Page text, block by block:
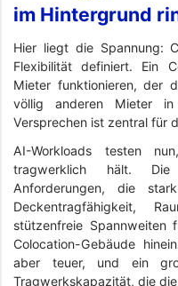
im Hintergrund
Hier liegt die Spannung:
Flexibilität definiert. Ein
Mieter funktionieren, der
völlig anderen Mieter in
Versprechen ist zentral für
AI-Workloads testen
tragwerklich hält.
Anforderungen, die
Deckentragfähigkeit,
stützenfreie
Colocation-Gebäude
aber teuer, und ein
Tragwerkskapazität, die